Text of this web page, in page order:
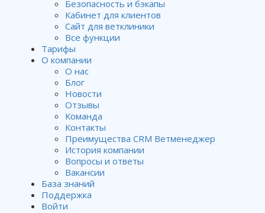
Безопасность и бэкапы
Кабинет для клиентов
Сайт для ветклиники
Все функции
Тарифы
О компании
О нас
Блог
Новости
Отзывы
Команда
Контакты
Преимущества CRM Ветменеджер
История компании
Вопросы и ответы
Вакансии
База знаний
Поддержка
Войти
Просто скажите «нет», когда
клиенты просят поставить
диагноз по телефону
Владимир Хубирьянц.
Опубликован
08.11.2017.
Советы администраторам о том, как вежливо
превратить требования клиентов поставить
диагноз по телефону в желание записаться на
прием к вашему ветеринару.